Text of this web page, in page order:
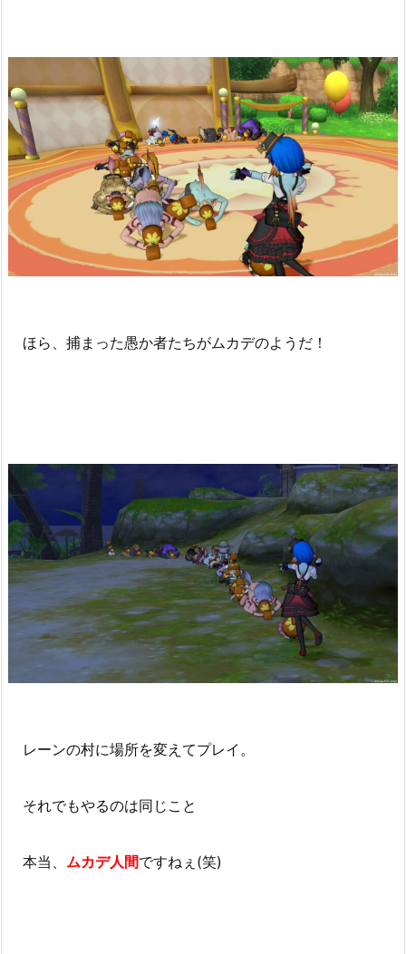
ほら、捕まった愚か者たちがムカデのようだ！
レーンの村に場所を変えてプレイ。
それでもやるのは同じこと
本当、 ムカデ人間ですねぇ(笑)